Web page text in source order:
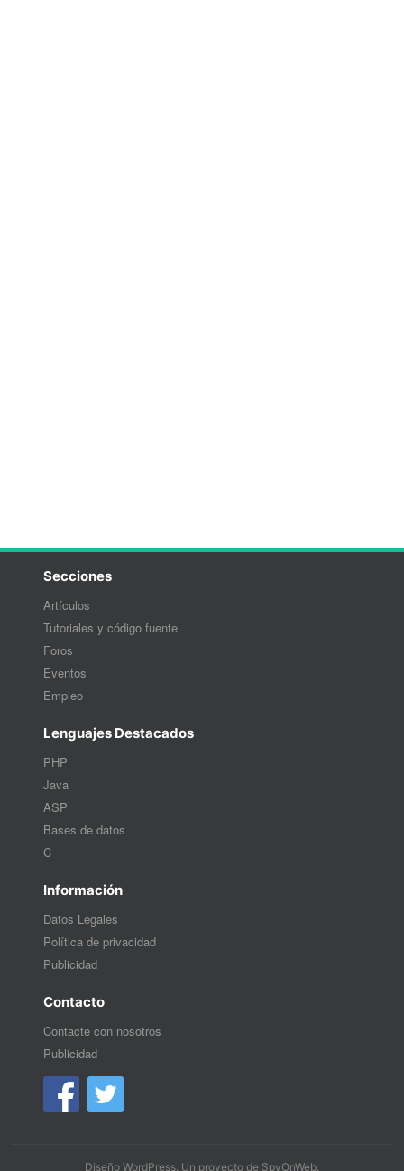
Secciones
Artículos
Tutoriales y código fuente
Foros
Eventos
Empleo
Lenguajes Destacados
PHP
Java
ASP
Bases de datos
C
Información
Datos Legales
Política de privacidad
Publicidad
Contacto
Contacte con nosotros
Publicidad
Diseño WordPress. Un proyecto de SpyOnWeb.